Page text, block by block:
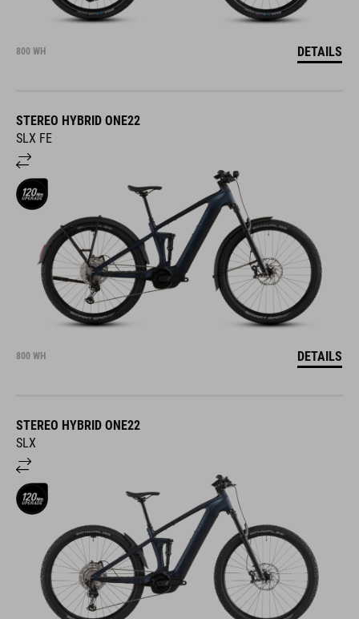
800 WH DETAILS
STEREO HYBRID ONE22
SLX FE
800 WH DETAILS
STEREO HYBRID ONE22
SLX